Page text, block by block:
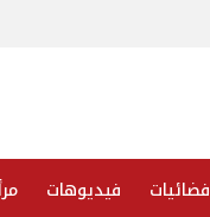
فضائيات فيديوهات